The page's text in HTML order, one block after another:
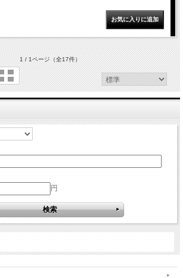
1 / 1ページ（全17件）
円